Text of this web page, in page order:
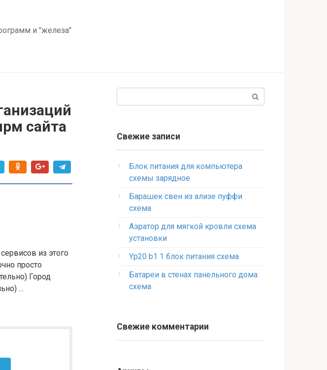
и "железа"
сайта
из этого
просто
Город
…
Свежие записи
Блок питания для компьютера
схемы зарядное
Барашек свен из ализе пуффи
схема
Аэратор для мягкой кровли схема
установки
Yp20 b1 1 блок питания схема
Батареи в стенах панельного дома
схема
Свежие комментарии